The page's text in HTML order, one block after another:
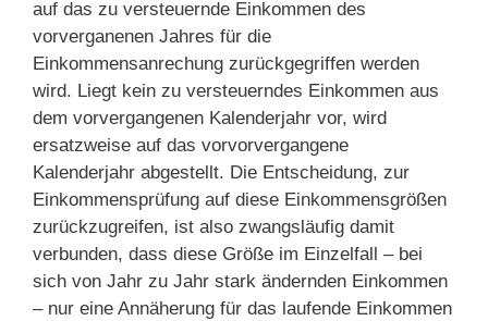
auf das zu versteuernde Einkommen des
vorverganenen Jahres für die
Einkommensanrechung zurückgegriffen werden
wird. Liegt kein zu versteuerndes Einkommen aus
dem vorvergangenen Kalenderjahr vor, wird
ersatzweise auf das vorvorvergangene
Kalenderjahr abgestellt. Die Entscheidung, zur
Einkommensprüfung auf diese Einkommensgrößen
zurückzugreifen, ist also zwangsläufig damit
verbunden, dass diese Größe im Einzelfall – bei
sich von Jahr zu Jahr stark ändernden Einkommen
– nur eine Annäherung für das laufende Einkommen